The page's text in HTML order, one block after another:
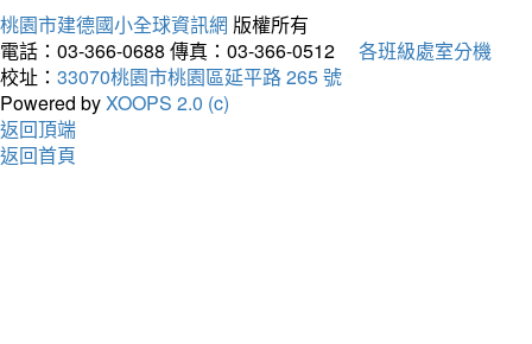
桃園市建德國小全球資訊網 版權所有
電話：03-366-0688 傳真：03-366-0512
各班級處室分機
校址： 33070桃園市桃園區延平路 265 號
Powered byXOOPS 2.0 (c)
返回頂端
返回首頁